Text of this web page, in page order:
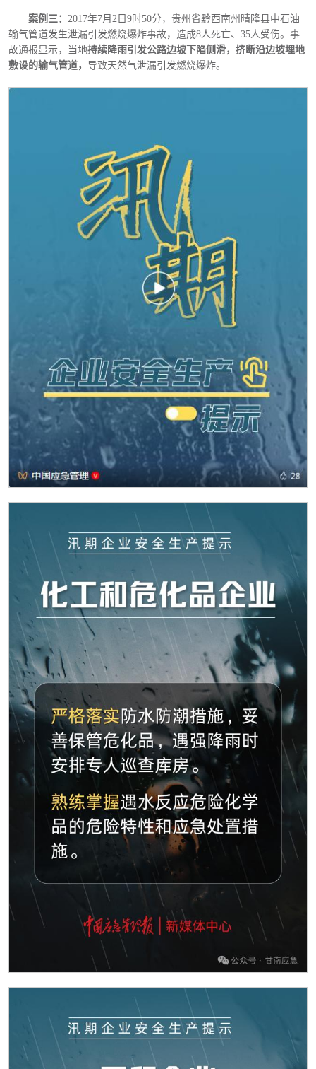
案例三： 2017年7月2日9时50分，贵州省黔西南州晴隆县中石油
输气管道发生泄漏引发燃烧爆炸事故，造成8人死亡、35人受伤。事
故通报显示，当地持续降雨引发公路边坡下陷侧滑，挤断沿边坡埋地
敷设的输气管道， 导致天然气泄漏引发燃烧爆炸。